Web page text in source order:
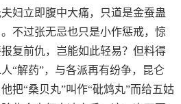
妇立即腹中大痛，只道是金蚕蛊
不过张无忌也只是小作惩戒，惊
复前仇，岂能如此轻易？但料得
“解药”，与各派再有纷争，昆仑
把“桑贝丸”叫作“砒鸩丸”而给五姑